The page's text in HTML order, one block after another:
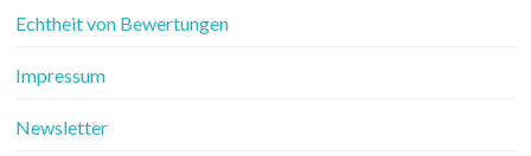
Echtheit von Bewertungen
Impressum
Newsletter